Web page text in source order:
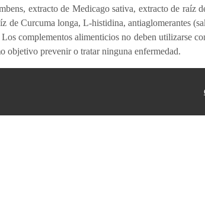
extracto de Medicago sativa, extracto de raíz
Curcuma longa, L-histidina, antiaglomerantes
complementos alimenticios no deben utilizarse
objetivo prevenir o tratar ninguna enfermedad.